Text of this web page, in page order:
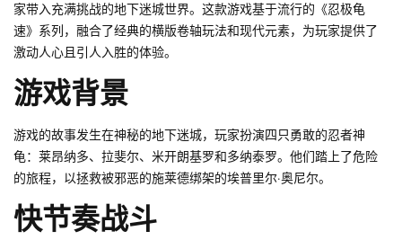
家带入充满挑战的地下迷城世界。这款游戏基于流行的《忍极龟
速》系列，融合了经典的横版卷轴玩法和现代元素，为玩家提供了
激动人心且引人入胜的体验。
游戏背景
游戏的故事发生在神秘的地下迷城，玩家扮演四只勇敢的忍者神
龟：莱昂纳多、拉斐尔、米开朗基罗和多纳泰罗。他们踏上了危险
的旅程，以拯救被邪恶的施莱德绑架的埃普里尔·奥尼尔。
快节奏战斗